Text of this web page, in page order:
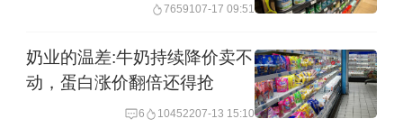
7659107-17 09:51
奶业的温差:牛奶持续降价卖不
动，蛋白涨价翻倍还得抢
6 10452207-13 15:10